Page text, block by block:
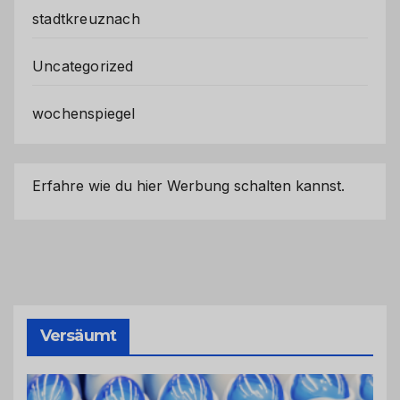
stadtkreuznach
Uncategorized
wochenspiegel
Erfahre wie du hier Werbung schalten kannst.
Versäumt